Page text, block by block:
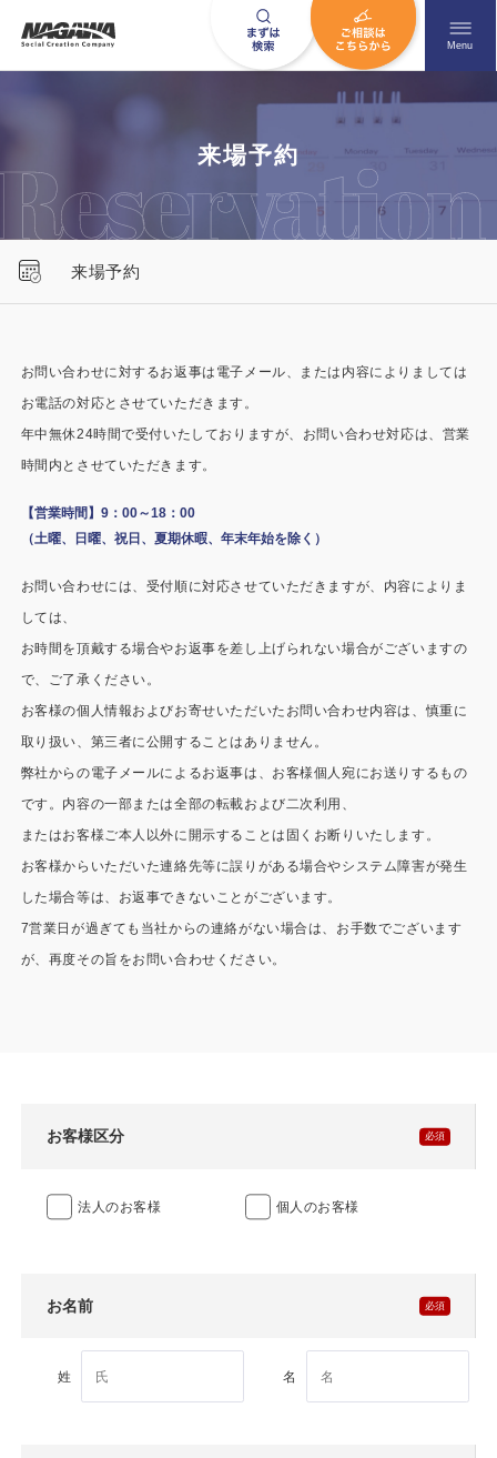
メニュ
Menu
お問い合わせはこちら
営業時間AM 9:00〜PM6:00
HOME
ニュース一覧
倉庫・工場
店舗
勉強部屋・子供部屋
休憩室・喫煙室
危険物保管庫
よくあるご質問
その他
お問い合わせ
利用規約
来場予約
来場予約
お問い合わせに対するお返事は電子メール、または内容によりましては
お電話の対応とさせていただきます。
年中無休24時間で受付いたしておりますが、お問い合わせ対応は、営業
時間内とさせていただきます。
【営業時間】9：00～18：00
（土曜、日曜、祝日、夏期休暇、年末年始を除く）
お問い合わせには、受付順に対応させていただきますが、内容によりま
しては、
お時間を頂戴する場合やお返事を差し上げられない場合がございますの
で、ご了承ください。
お客様の個人情報およびお寄せいただいたお問い合わせ内容は、慎重に
取り扱い、第三者に公開することはありません。
弊社からの電子メールによるお返事は、お客様個人宛にお送りするもの
です。内容の一部または全部の転載および二次利用、
またはお客様ご本人以外に開示することは固くお断りいたします。
お客様からいただいた連絡先等に誤りがある場合やシステム障害が発生
した場合等は、お返事できないことがございます。
7営業日が過ぎても当社からの連絡がない場合は、お手数でございます
が、再度その旨をお問い合わせください。
お客様区分
法人のお客様 個人のお客様
お名前
姓 名